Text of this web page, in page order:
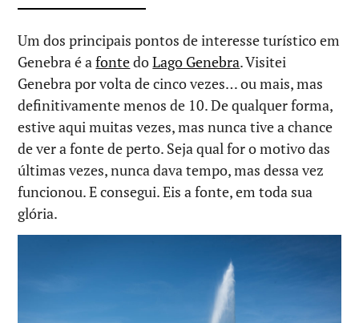
Um dos principais pontos de interesse turístico em
Genebra é afontedoLago Genebra. Visitei
Genebra por volta de cinco vezes… ou mais, mas
definitivamente menos de 10. De qualquer forma,
estive aqui muitas vezes, mas nunca tive a chance
de ver a fonte de perto. Seja qual for o motivo das
últimas vezes, nunca dava tempo, mas dessa vez
funcionou. E consegui. Eis a fonte, em toda sua
glória.